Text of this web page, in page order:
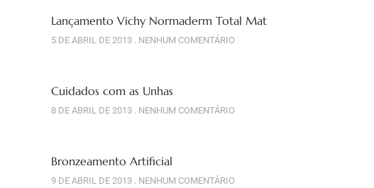
Lançamento Vichy Normaderm Total Mat
5 DE ABRIL DE 2013 NENHUM COMENTÁRIO
Cuidados com as Unhas
8 DE ABRIL DE 2013 NENHUM COMENTÁRIO
Bronzeamento Artificial
9 DE ABRIL DE 2013 NENHUM COMENTÁRIO